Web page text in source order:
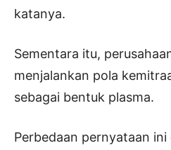
katanya.
Sementara itu,
menjalankan pola
sebagai bentuk plasma.
Perbedaan pernyataan